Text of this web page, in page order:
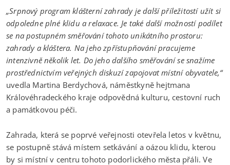
„Srpnový program klášterní zahrady je další příležitostí užít si
odpoledne plné klidu a relaxace. Je také další možností podílet
se na postupném směřování tohoto unikátního prostoru:
zahrady a kláštera. Na jeho zpřístupňování pracujeme
intenzivně několik let. Do jeho dalšího směřování se snažíme
prostřednictvím veřejných diskuzí zapojovat místní obyvatele,“
uvedla Martina Berdychová, náměstkyně hejtmana
Královéhradeckého kraje odpovědná kulturu, cestovní ruch
a památkovou péči.
Zahrada, která se poprvé veřejnosti otevřela letos v květnu,
se postupně stává místem setkávání a oázou klidu, kterou
by si místní v centru tohoto podorlického města přáli. Ve